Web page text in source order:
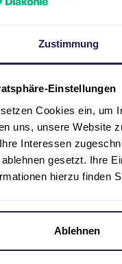
Zustimmung
Einstellungen
Cookies ein, um
uns, unsere Website
Interessen
gesetzt. Ihre
hierzu finden
Ablehnen
Eine Haftung
sei denn,
Conciliamus
gesonderte
Conciliamus
Fotos,